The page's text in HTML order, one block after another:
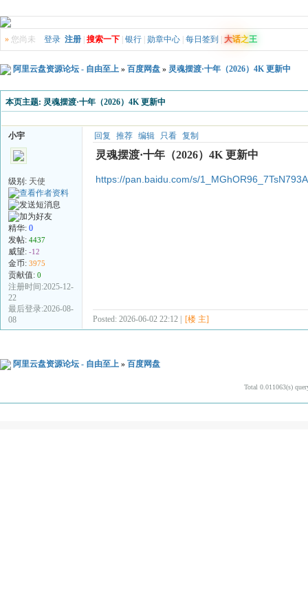
» 您尚未 登录 注册 搜索一下 银行 勋章中心 每日签到 大话之王
阿里云盘资源论坛 - 自由至上 » 百度网盘 » 灵魂摆渡·十年（2026）4K 更新中
本页主题: 灵魂摆渡·十年（2026）4K 更新中
小宇
级别: 天使
精华: 0
发帖: 4437
威望: -12
金币: 3975
贡献值: 0
注册时间:2025-12-
22
最后登录:2026-08-
08
回复 推荐 编辑 只看 复制
灵魂摆渡·十年（2026）4K 更新中
https://pan.baidu.com/s/
Posted: 2026-06-02 22:12 | [楼 主]
阿里云盘资源论坛 - 自由至上 » 百度网盘
Total 0.011063(s)